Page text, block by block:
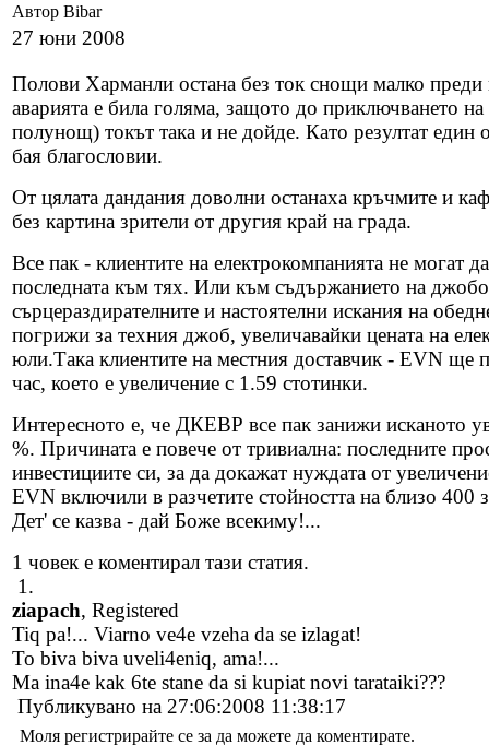
Автор Bibar
27 юни 2008
Полови Харманли остана без ток снощи малко
аварията е била голяма, защото до приключването
полунощ) токът така и не дойде. Като резултат
бая благословии.
От цялата дандания доволни останаха кръчмите и
без картина зрители от другия край на града.
Все пак - клиентите на електрокомпанията не могат
последната към тях. Или към съдържанието на
сърцераздирателните и настоятелни искания на
погрижи за техния джоб, увеличавайки цената на
юли.Така клиентите на местния доставчик - EVN ще
час, което е увеличение с 1.59 стотинки.
Интересното е, че ДКЕВР все пак занижи исканото
%. Причината е повече от тривиална: последните
инвестициите си, за да докажат нуждата от
EVN включили в разчетите стойността на близо
Дет' се казва - дай Боже всекиму!...
1 човек е коментирал тази статия.
1.
ziapach, Registered
Tiq pa!... Viarno ve4e vzeha da se izlagat!
To biva biva uveli4eniq, ama!...
Ma ina4e kak 6te stane da si kupiat novi tarataiki???
Публикувано на 27:06:2008 11:38:17
Моля регистрирайте се за да можете да коментирате.